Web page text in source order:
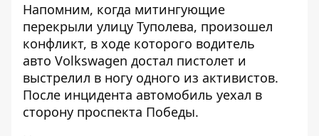
Напомним, когда митингующие
перекрыли улицу Туполева, произошел
конфликт, в ходе которого водитель
авто Volkswagen достал пистолет и
выстрелил в ногу одного из активистов.
После инцидента автомобиль уехал в
сторону проспекта Победы.